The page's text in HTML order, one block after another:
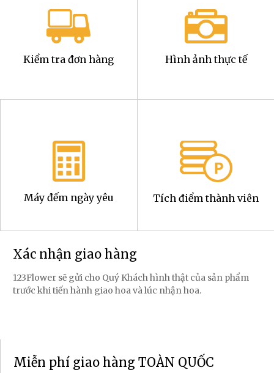
Kiểm tra đơn hàng Hình ảnh thực tế
Máy đếm ngày yêu Tích điểm thành viên
Xác nhận giao hàng
123Flower sẽ gửi cho Quý Khách hình thật của sản phẩm
trước khi tiến hành giao hoa và lúc nhận hoa.
Miễn phí giao hàng TOÀN QUỐC